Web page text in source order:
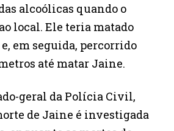
alcoólicas quando o
local. Ele teria matado
em seguida, percorrido
até matar Jaine.
geral da Polícia Civil,
de Jaine é investigada